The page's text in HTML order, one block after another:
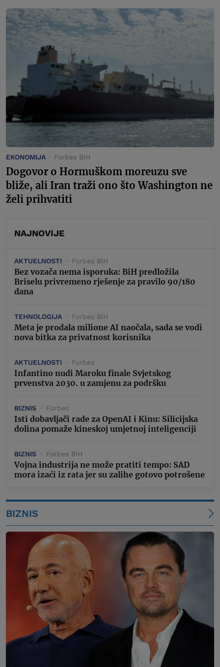
EKONOMIJA Forbes BiH
Dogovor o Hormuškom moreuzu sve
bliže, ali Iran traži ono što Washington ne
želi prihvatiti
NAJNOVIJE
AKTUELNOSTI Forbes BiH
Bez vozača nema isporuka: BiH predložila
Briselu privremeno rješenje za pravilo 90/180
dana
TEHNOLOGIJA Forbes BiH
Meta je prodala milione AI naočala, sada se vodi
nova bitka za privatnost korisnika
AKTUELNOSTI Forbes
Infantino nudi Maroku finale Svjetskog
prvenstva 2030. u zamjenu za podršku
BIZNIS Forbes
Isti dobavljači rade za OpenAI i Kinu: Silicijska
dolina pomaže kineskoj umjetnoj inteligenciji
BIZNIS Forbes BiH
Vojna industrija ne može pratiti tempo: SAD
mora izaći iz rata jer su zalihe gotovo potrošene
BIZNIS